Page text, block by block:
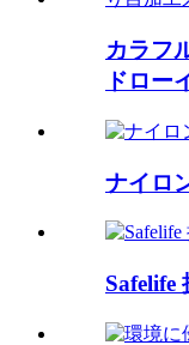
カラフ
ドロー
ナイロ
Safelife